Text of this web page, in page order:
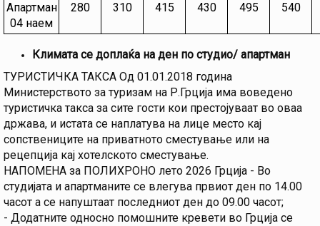
Апартман
04 наем
280 310 415 430 495 540
Климата се доплаќа на ден по студио/ апартман
ТУРИСТИЧКА ТАКСА Од 01.01.2018 година
Министерството за туризам на Р.Грција има воведено
туристичка такса за сите гости кои престојуваат во оваа
држава, и истата се наплатува на лице место кај
сопствениците на приватното сместување или на
рецепција кај хотелското сместување.
НАПОМЕНА за ПОЛИХРОНО лето 2026 Грција - Во
студијата и апартманите се влегува првиот ден по 14.00
часот а се напуштаат последниот ден до 09.00 часот;
- Додатните односно помошните кревети во Грција се